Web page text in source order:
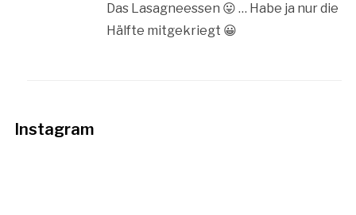
Das Lasagneessen 😛 … Habe ja nur die
Hälfte mitgekriegt 😀
Instagram